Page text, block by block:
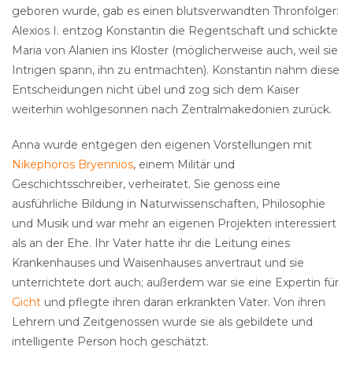
geboren wurde, gab es einen blutsverwandten Thronfolger:
Alexios I. entzog Konstantin die Regentschaft und schickte
Maria von Alanien ins Kloster (möglicherweise auch, weil sie
Intrigen spann, ihn zu entmachten). Konstantin nahm diese
Entscheidungen nicht übel und zog sich dem Kaiser
weiterhin wohlgesonnen nach Zentralmakedonien zurück.
Anna wurde entgegen den eigenen Vorstellungen mit
Nikephoros Bryennios, einem Militär und
Geschichtsschreiber, verheiratet. Sie genoss eine
ausführliche Bildung in Naturwissenschaften, Philosophie
und Musik und war mehr an eigenen Projekten interessiert
als an der Ehe. Ihr Vater hatte ihr die Leitung eines
Krankenhauses und Waisenhauses anvertraut und sie
unterrichtete dort auch; außerdem war sie eine Expertin für
Gicht und pflegte ihren daran erkrankten Vater. Von ihren
Lehrern und Zeitgenossen wurde sie als gebildete und
intelligente Person hoch geschätzt.